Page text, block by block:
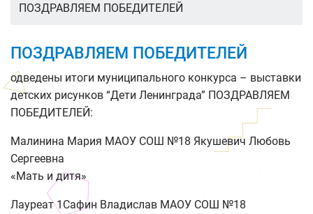
ПОЗДРАВЛЯЕМ ПОБЕДИТЕЛЕЙ
ПОЗДРАВЛЯЕМ ПОБЕДИТЕЛЕЙ
одведены итоги муниципального конкурса – выставки
детских рисунков “Дети Ленинграда” ПОЗДРАВЛЯЕМ
ПОБЕДИТЕЛЕЙ:
Малинина Мария МАОУ СОШ №18 Якушевич Любовь
Сергеевна
«Мать и дитя»
Лауреат 1Сафин Владислав МАОУ СОШ №18